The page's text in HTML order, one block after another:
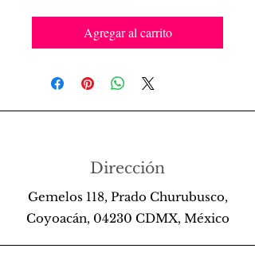
Agregar al carrito
Dirección
Gemelos 118, Prado Churubusco,
Coyoacán, 04230 CDMX, México